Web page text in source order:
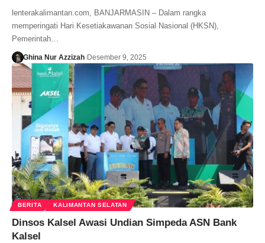
lenterakalimantan.com, BANJARMASIN – Dalam rangka
memperingati Hari Kesetiakawanan Sosial Nasional (HKSN),
Pemerintah…
Ghina Nur Azzizah Desember 9, 2025
BERITA KALIMANTAN SELATAN
Dinsos Kalsel Awasi Undian Simpeda ASN Bank
Kalsel